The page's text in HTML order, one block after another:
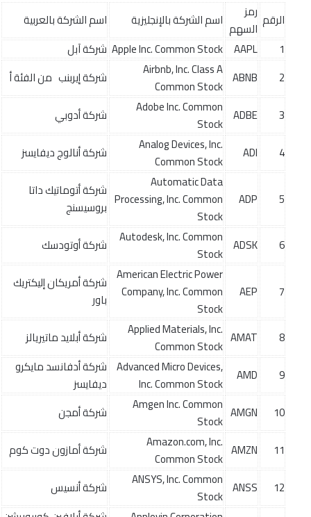
الرقم رمز
السهم اسم الشركة بالإنجليزية
اسم الشركة بالعربية
1
AAPL
Apple Inc. Common Stock شركة آبل
2
ABNB
Airbnb, Inc. Class A
Common Stock
شركة إيربنب من الفئة أ
3
ADBE
Adobe Inc. Common
Stock
شركة أدوبي
4
ADI
Analog Devices, Inc.
Common Stock
شركة أنالوج ديفايسز
5
ADP
Automatic Data
Processing, Inc. Common
Stock
شركة أتوماتيك داتا
بروسيسنج
6
ADSK
Autodesk, Inc. Common
Stock
شركة أوتودسك
7
AEP
American Electric Power
Company, Inc. Common
Stock
شركة أمريكان إليكتريك
باور
8
AMAT
Applied Materials, Inc.
Common Stock
شركة أبلايد ماتيريالز
9
AMD
Advanced Micro Devices,
Inc. Common Stock
شركة أدفانسد مايكرو
ديفايسز
10
AMGN
Amgen Inc. Common
Stock
شركة أمجن
11
AMZN
Amazon.com, Inc.
Common Stock
شركة أمازون دوت كوم
12
ANSS
ANSYS, Inc. Common
Stock
شركة أنسيس